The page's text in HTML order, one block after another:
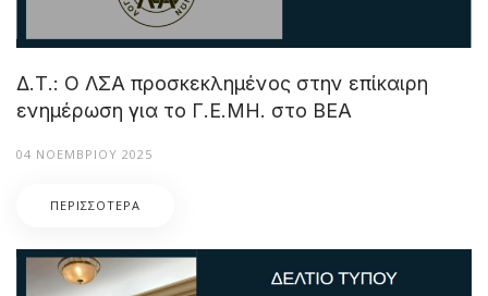
Δ.Τ.: Ο ΛΣΑ προσκεκλημένος στην επίκαιρη
ενημέρωση για το Γ.Ε.ΜΗ. στο ΒΕΑ
04 ΝΟΕΜΒΡΊΟΥ 2025
ΠΕΡΙΣΣΌΤΕΡΑ